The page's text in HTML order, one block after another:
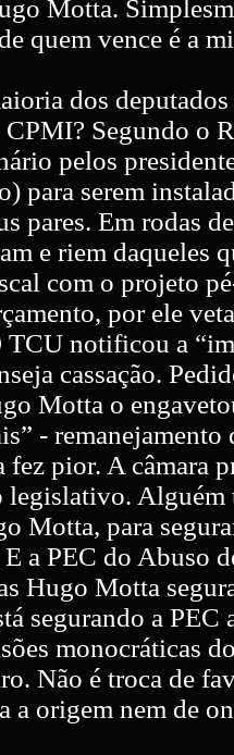
Motta.
quem vence é a
dos
Segundo o
pelos
para serem
pares. Em rodas
e riem daqueles
com o projeto
por ele
TCU notificou a
cassação.
Motta o
-
fez pior. A câmara
legislativo. Alguém
Motta, para
E a PEC do Abuso
Hugo Motta
segurando a PEC
monocráticas
Não é troca de
a origem nem de